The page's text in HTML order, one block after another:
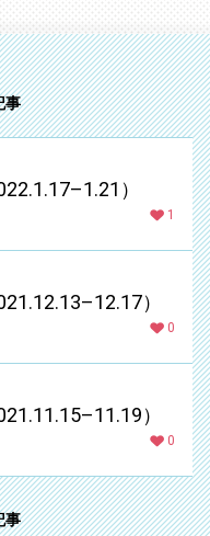
事
）
1
）
0
）
0
事